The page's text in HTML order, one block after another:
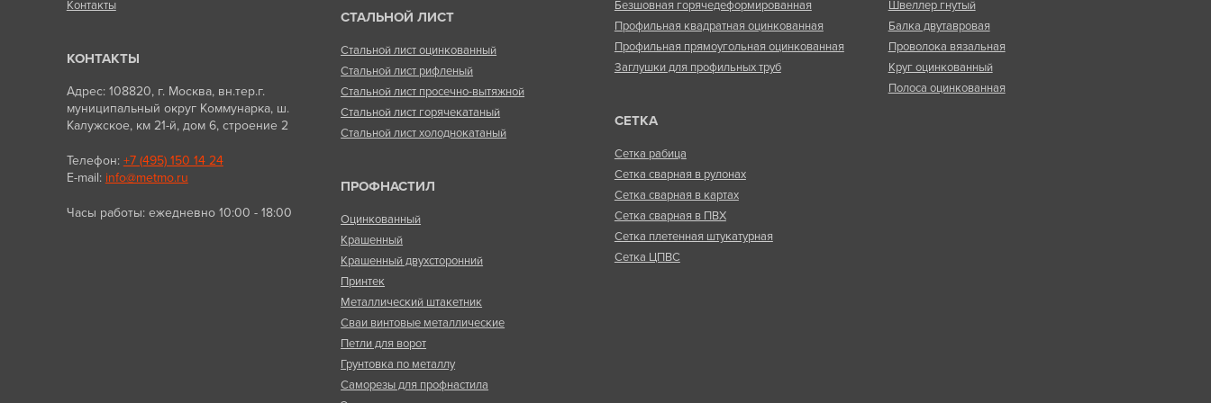
Контакты
КОНТАКТЫ
Адрес: 108820, г. Москва, вн.тер.г.
муниципальный округ Коммунарка, ш.
Калужское, км 21-й, дом 6, строение 2
Телефон: +7 (495) 150 14 24
E-mail: info@metmo.ru
Часы работы: ежедневно 10:00 - 18:00
СТАЛЬНОЙ ЛИСТ
Стальной лист оцинкованный
Стальной лист рифленый
Стальной лист просечно-вытяжной
Стальной лист горячекатаный
Стальной лист холоднокатаный
ПРОФНАСТИЛ
Оцинкованный
Крашенный
Крашенный двухсторонний
Принтек
Металлический штакетник
Сваи винтовые металлические
Петли для ворот
Грунтовка по металлу
Саморезы для профнастила
Безшовная горячедеформированная
Профильная квадратная оцинкованная
Профильная прямоугольная оцинкованная
Заглушки для профильных труб
СЕТКА
Сетка рабица
Сетка сварная в рулонах
Сетка сварная в картах
Сетка сварная в ПВХ
Сетка плетенная штукатурная
Сетка ЦПВС
Швеллер гнутый
Балка двутавровая
Проволока вязальная
Круг оцинкованный
Полоса оцинкованная